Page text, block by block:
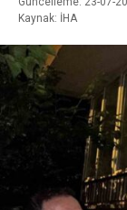
Kaynak: İHA